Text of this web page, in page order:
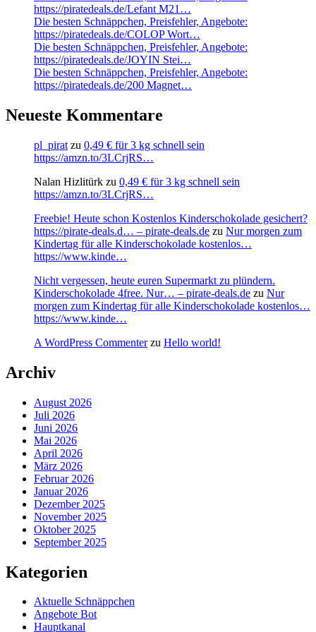
https://piratedeals.de/Lefant M21…
Die besten Schnäppchen, Preisfehler, Angebote:
https://piratedeals.de/COLOP Wort…
Die besten Schnäppchen, Preisfehler, Angebote:
https://piratedeals.de/JOYIN Stei…
Die besten Schnäppchen, Preisfehler, Angebote:
https://piratedeals.de/200 Magnet…
Neueste Kommentare
pl_pirat zu 0,49 € für 3 kg schnell sein
https://amzn.to/3LCrjRS…
Nalan Hizlitürk zu 0,49 € für 3 kg schnell sein
https://amzn.to/3LCrjRS…
Freebie! Heute schon Kostenlos Kinderschokolade gesichert?
https://pirate-deals.d… – pirate-deals.de zu Nur morgen zum
Kindertag für alle Kinderschokolade kostenlos…
https://www.kinde…
Nicht vergessen, heute euren Supermarkt zu plündern.
Kinderschokolade 4free. Nur… – pirate-deals.de zu Nur
morgen zum Kindertag für alle Kinderschokolade kostenlos…
https://www.kinde…
A WordPress Commenterzu Hello world!
Archiv
August 2026
Juli 2026
Juni 2026
Mai 2026
April 2026
März 2026
Februar 2026
Januar 2026
Dezember 2025
November 2025
Oktober 2025
September 2025
Kategorien
Aktuelle Schnäppchen
Angebote Bot
Hauptkanal